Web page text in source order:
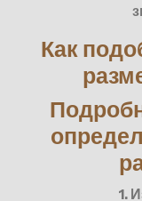
Как
1.